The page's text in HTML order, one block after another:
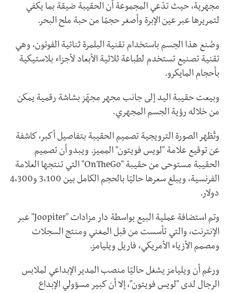
مجهرية، حيث تدّعي المجموعة أن الحقيبة ضيقة بما يكفي
لتمريرها عبر عين الإبرة وأصغر حجمًا من حبة ملح البحر.
وصُنع هذا الجسم باستخدام تقنية البلمرة ثنائية الفوتون، وهي
تقنية تصنيع تستخدم لطباعة ثلاثية الأبعاد لأجزاء بلاستيكية
بأحجام المايكرو.
وبيعت حقيبة اليد إلى جانب مجهر مجهّز بشاشة رقمية يمكن
من خلاله رؤية الجسم المجهري.
وتُظهر الصورة الترويجية تصميم الحقيبة بتفاصيل أكبر، كاشفة
عن توقيع علامة "لويس فويتون" المميز. ويبدو أن تصميم
الحقيبة مستوحى من حقيبة "OnTheGo" التي تنتجها العلامة
الفرنسية، ويبلغ سعرها حاليًا بالحجم الكامل بين 3،100 و4،300
دولار.
وتم استضافة عملية البيع بواسطة دار مزادات "Joopiter" عبر
الإنترنت، والتي تأسست من قبل المغني ومنتج السجلات
ومصمم الأزياء الأمريكي، فاريل ويليامز.
ورغم أن ويليامز يشغل حاليًا منصب المدير الإبداعي لملابس
الرجال لدى "لويس فويتون"، إلا أن كبير مسؤولي الإبداع